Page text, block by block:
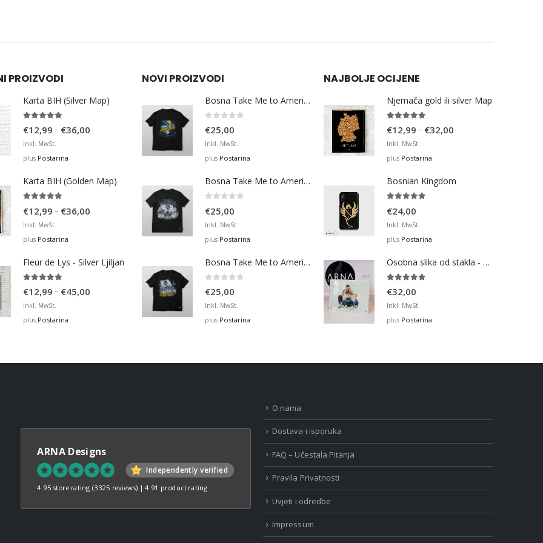
PROIZVODI
Karta BIH (Silver Map)
€12,99 – €36,00
€36,00
Inkl. MwSt.
plus Postarina
Karta BIH (Golden Map)
€12,99 – €36,00
€36,00
Inkl. MwSt.
plus Postarina
Fleur de Lys - Silver Ljiljan
€12,99 – €45,00
Inkl. MwSt.
plus Postarina
NOVI PROIZVODI
Bosna Take Me to America Navijačka Majica 3
€25,00
Inkl. MwSt.
plus Postarina
Bosna Take Me to America Navijačka Majica 4
€25,00
Inkl. MwSt.
plus Postarina
Bosna Take Me to America Navijačka Majica 2
€25,00
Inkl. MwSt.
plus Postarina
NAJBOLJE OCIJENE
Njemača gold ili silver Map
€12,99 – €32,00
€32,00
Inkl. MwSt.
plus Postarina
Bosnian Kingdom
€24,00
Inkl. MwSt.
plus Postarina
Osobna slika od stakla - Pejzaž
€32,00
Inkl. MwSt.
plus Postarina
ARNA Designs
Independently verified
4.95 store rating (3325 reviews) |4.91 product rating
O nama
Dostava i isporuka
FAQ – Učestala Pitanja
Pravila Privatnosti
Uvjeti i odredbe
Impressum